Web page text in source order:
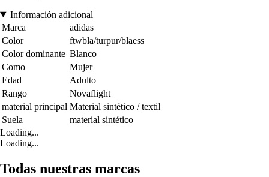
Información adicional
Marca
adidas
Color
ftwbla/turpur/blaess
Color dominante Blanco
Como
Mujer
Edad
Adulto
Rango
Novaflight
material principal Material sintético / textil
Suela
material sintético
Loading...
Loading...
Todas nuestras marcas